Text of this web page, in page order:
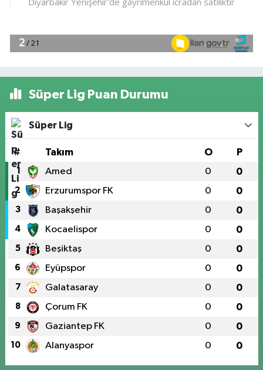
Süper Lig Puan Durumu
Süper Lig
# Takım O P
1 Amed 0 0
2 Erzurumspor FK 0 0
3 Başakşehir 0 0
4 Kocaelispor 0 0
5 Beşiktaş 0 0
6 Eyüpspor 0 0
7 Galatasaray 0 0
8 Çorum FK 0 0
9 Gaziantep FK 0 0
10 Alanyaspor 0 0